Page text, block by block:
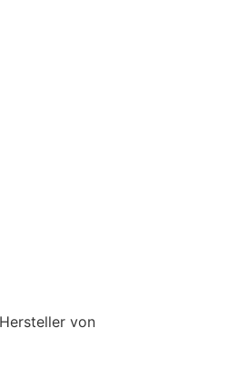
von